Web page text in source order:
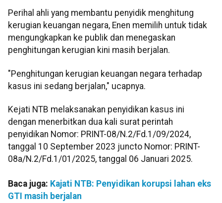
Perihal ahli yang membantu penyidik menghitung
kerugian keuangan negara, Enen memilih untuk tidak
mengungkapkan ke publik dan menegaskan
penghitungan kerugian kini masih berjalan.
"Penghitungan kerugian keuangan negara terhadap
kasus ini sedang berjalan," ucapnya.
Kejati NTB melaksanakan penyidikan kasus ini
dengan menerbitkan dua kali surat perintah
penyidikan Nomor: PRINT-08/N.2/Fd.1/09/2024,
tanggal 10 September 2023 juncto Nomor: PRINT-
08a/N.2/Fd.1/01/2025, tanggal 06 Januari 2025.
Baca juga: Kajati NTB: Penyidikan korupsi lahan eks
GTI masih berjalan